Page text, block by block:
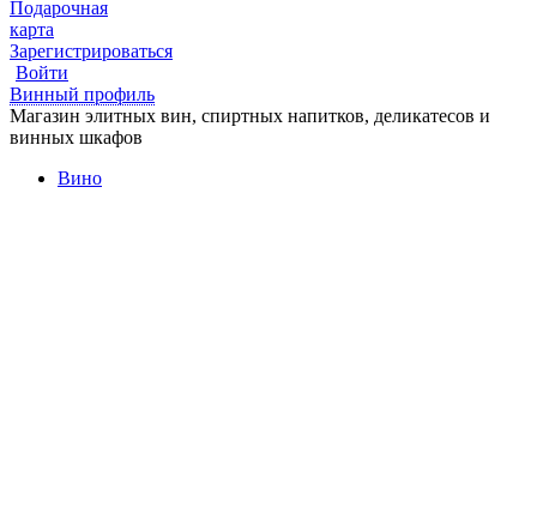
Подарочная
карта
Зарегистрироваться
Войти
Винный профиль
Магазин элитных вин, спиртных напитков, деликатесов и
винных шкафов
Вино